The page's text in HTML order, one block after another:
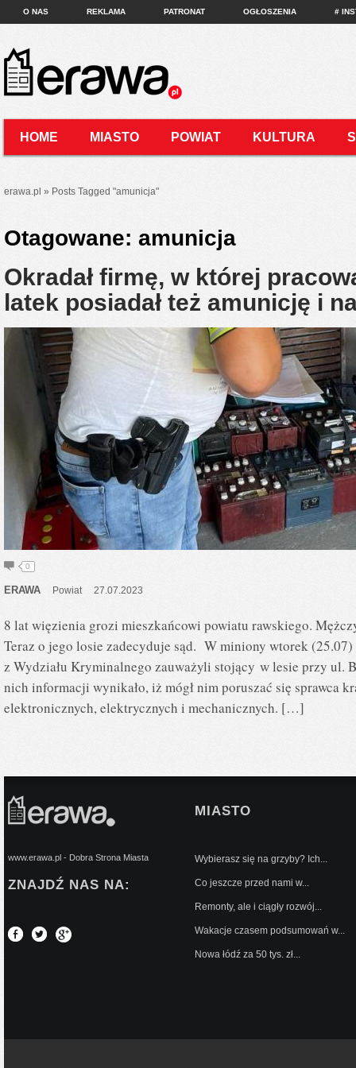
O NAS REKLAMA PATRONAT OGŁOSZENIA #
HOME MIASTO POWIAT KULTURA
erawa.pl » Posts Tagged "amunicja"
Otagowane: amunicja
Okradał firmę, w której
latek posiadał też amunicję i
0
ERAWA Powiat 27.07.2023
8 lat więzienia grozi mieszkańcowi powiatu rawskiego.
Teraz o jego losie zadecyduje sąd. W miniony wtorek
z Wydziału Kryminalnego zauważyli stojący w lesie przy ul.
nich informacji wynikało, iż mógł nim poruszać się sprawca
elektronicznych, elektrycznych i mechanicznych. […]
www.erawa.pl - Dobra Strona Miasta
ZNAJDŹ NAS NA:
MIASTO
Wybierasz się na grzyby? Ich...
Co jeszcze przed nami w...
Remonty, ale i ciągły rozwój...
Wakacje czasem podsumowań w...
Nowa łódź za 50 tys. zł...